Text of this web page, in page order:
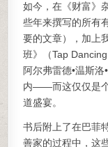
如今，在《财富》
些年来撰写的所有
要的文章），加上
班》（Tap
阿尔弗雷德•温斯
内——而这仅仅是
道盛宴。
书后附上了在巴菲
善家的过程中，这